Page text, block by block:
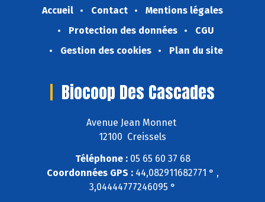
Accueil Contact
Mentions légales
Protection des données
CGU
Gestion des cookies
Plan du site
Biocoop Des Cascades
Avenue Jean Monnet
12100 Creissels
Téléphone :05 65 60 37 68
Coordonnées GPS :44,082911682771 ° ,
3,04444777246095 °